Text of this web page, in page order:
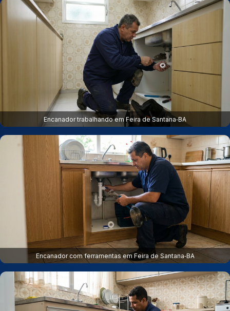
Encanador trabalhando em Feira de Santana‑BA
Encanador com ferramentas em Feira de Santana‑BA